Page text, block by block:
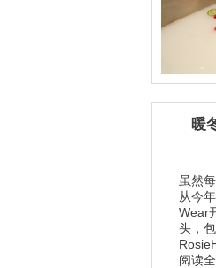
暖
虽然
从今
Wear
头，
阅读